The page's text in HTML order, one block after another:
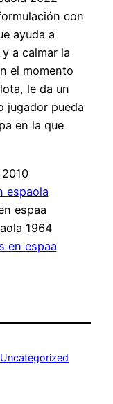
con
ayuda a
a calmar la
el momento
le da un
jugador pueda
en la que
Uncategorized